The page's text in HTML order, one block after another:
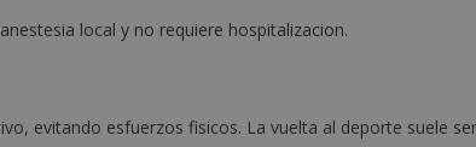
local y no requiere hospitalizacion.
evitando esfuerzos fisicos. La vuelta al deporte suele